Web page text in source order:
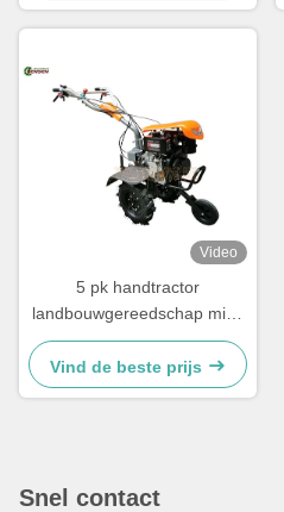
Video
5 pk handtractor
landbouwgereedschap mini-
dieseltractor
Vind de beste prijs
Snel contact